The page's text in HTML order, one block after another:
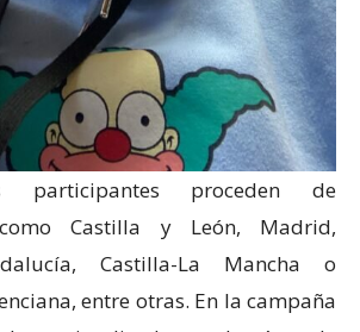
participantes proceden de
Castilla y León, Madrid,
Castilla-La Mancha o
entre otras. En la campaña